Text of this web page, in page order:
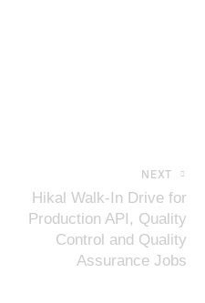
NEXT
Hikal Walk-In Drive for
Production API, Quality
Control and Quality
Assurance Jobs